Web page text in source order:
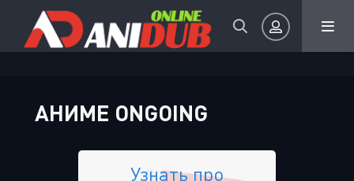
АНИМЕ ONGOING
Узнать про